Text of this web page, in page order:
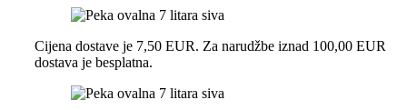
Cijena dostave je 7,50 EUR. Za narudžbe iznad 100,00 EUR
dostava je besplatna.